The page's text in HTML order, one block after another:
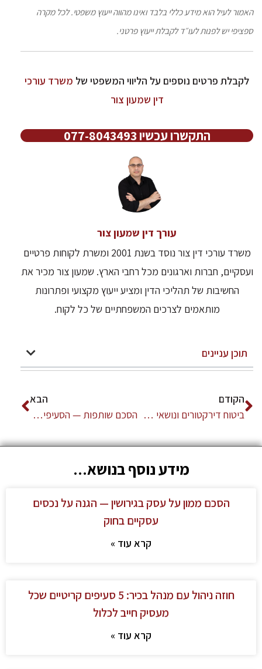
האמור לעיל הוא מידע כללי בלבד ואינו מהווה ייעוץ משפטי. לכל מקרה
ספציפי יש לפנות לעו״ד לקבלת ייעוץ פרטני.
לקבלת פרטים נוספים על הליווי המשפטי של משרד עורכי
דין שמעון צור
התקשרו עכשיו 077-8043493
עורך דין שמעון צור
משרד עורכי דין צור נוסד בשנת 2001 ומשרת לקוחות פרטיים
ועסקיים, חברות וארגונים מכל רחבי הארץ. שמעון צור מכיר את
החשיבות של תהליכי הדין ומציע ייעוץ מקצועי ופתרונות
מותאמים לצרכים המשפחתיים של כל לקוח.
תוכן עניינים
הקודם
ביטוח דירקטורים ונושאי משרה (D&O) — המדריך המלא | עו"ד שמעון צור
הבא
הסכם שותפות — הסעיפים שימנעו סכסוך בעתיד | עו"ד שמעון צור
מידע נוסף בנושא...
הסכם ממון על עסק בגירושין — הגנה על נכסים
עסקיים בחוק
קרא עוד »
חוזה ניהול עם מנהל בכיר: 5 סעיפים קריטיים שכל
מעסיק חייב לכלול
קרא עוד »